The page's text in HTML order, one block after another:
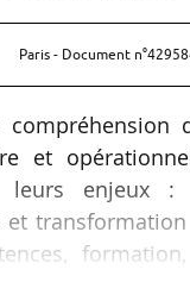
Paris - Document
et
enjeux :
et